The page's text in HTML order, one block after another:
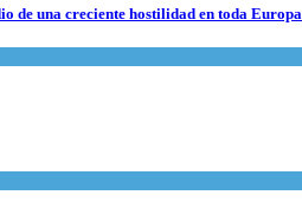
de una creciente hostilidad en toda Europa